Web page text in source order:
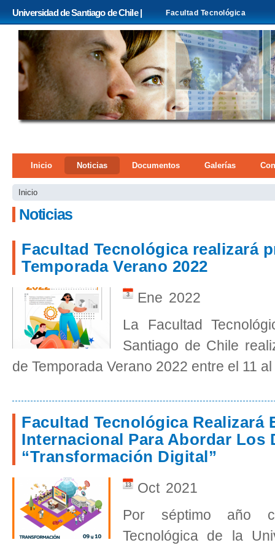
Universidad de Santiago de Chile | Facultad Tecnológica
Menú principal
Inicio Noticias Documentos Galerías
Se encuentra usted aquí
Inicio
Noticias
Facultad Tecnológica realizará
Temporada Verano 2022
Ene
3
2022
La Facultad
Santiago de Chile
de Temporada Verano 2022 entre el 11
Facultad Tecnológica Realizará
Internacional Para Abordar Los
“Transformación Digital”
Oct
13
2021
Por séptimo año
Tecnológica de la
Páginas